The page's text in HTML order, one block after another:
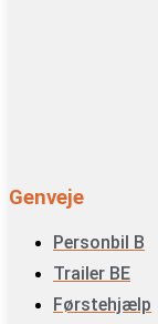
Genveje
Personbil B
Trailer BE
Førstehjælp